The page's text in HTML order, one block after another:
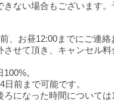
ない場合もございます。
、お昼12:00までにご連絡
せて頂き、キャンセル料
。
前まで可能です。
になった時間については